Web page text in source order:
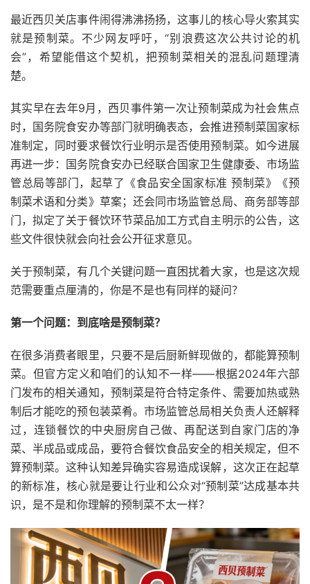
最近西贝关店事件闹得沸沸扬扬，这事儿的核心导火索其实
就是预制菜。不少网友呼吁，“别浪费这次公共讨论的机
会”，希望能借这个契机，把预制菜相关的混乱问题理清
楚。
其实早在去年9月，西贝事件第一次让预制菜成为社会焦点
时，国务院食安办等部门就明确表态，会推进预制菜国家标
准制定，同时要求餐饮行业明示是否使用预制菜。如今进展
再进一步：国务院食安办已经联合国家卫生健康委、市场监
管总局等部门，起草了《食品安全国家标准 预制菜》《预
制菜术语和分类》草案；还会同市场监管总局、商务部等部
门，拟定了关于餐饮环节菜品加工方式自主明示的公告，这
些文件很快就会向社会公开征求意见。
关于预制菜，有几个关键问题一直困扰着大家，也是这次规
范需要重点厘清的，你是不是也有同样的疑问？
第一个问题：到底啥是预制菜？
在很多消费者眼里，只要不是后厨新鲜现做的，都能算预制
菜。但官方定义和咱们的认知不一样——根据2024年六部
门发布的相关通知，预制菜是符合特定条件、需要加热或熟
制后才能吃的预包装菜肴。市场监管总局相关负责人还解释
过，连锁餐饮的中央厨房自己做、再配送到自家门店的净
菜、半成品或成品，要符合餐饮食品安全的相关规定，但不
算预制菜。这种认知差异确实容易造成误解，这次正在起草
的新标准，核心就是要让行业和公众对“预制菜”达成基本共
识，是不是和你理解的预制菜不太一样？